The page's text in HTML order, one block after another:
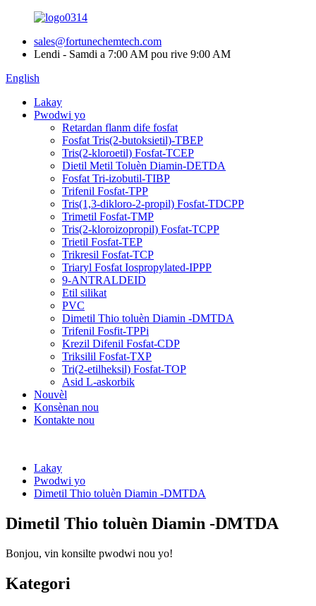
sales@fortunechemtech.com
Lendi - Samdi a 7:00 AM pou rive 9:00 AM
English
Lakay
Pwodwi yo
Retardan flanm dife fosfat
Fosfat Tris(2-butoksietil)-TBEP
Tris(2-kloroetil) Fosfat-TCEP
Dietil Metil Toluèn Diamin-DETDA
Fosfat Tri-izobutil-TIBP
Trifenil Fosfat-TPP
Tris(1,3-dikloro-2-propil) Fosfat-TDCPP
Trimetil Fosfat-TMP
Tris(2-kloroizopropil) Fosfat-TCPP
Trietil Fosfat-TEP
Trikresil Fosfat-TCP
Triaryl Fosfat Iospropylated-IPPP
9-ANTRALDEID
Etil silikat
PVC
Dimetil Thio toluèn Diamin -DMTDA
Trifenil Fosfit-TPPi
Krezil Difenil Fosfat-CDP
Triksilil Fosfat-TXP
Tri(2-etilheksil) Fosfat-TOP
Asid L-askorbik
Nouvèl
Konsènan nou
Kontakte nou
Lakay
Pwodwi yo
Dimetil Thio toluèn Diamin -DMTDA
Dimetil Thio toluèn Diamin -DMTDA
Bonjou, vin konsilte pwodwi nou yo!
Kategori